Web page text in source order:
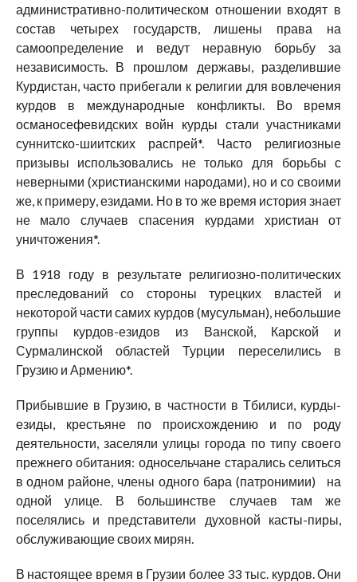
административно-политическом отношении входят в
состав четырех государств, лишены права на
самоопределение и ведут неравную борьбу за
независимость. В прошлом державы, разделившие
Курдистан, часто прибегали к религии для вовлечения
курдов в международные конфликты. Во время
османосефевидских войн курды стали участниками
суннитско-шиитских распрей*. Часто религиозные
призывы использовались не только для борьбы с
неверными (христианскими народами), но и со своими
же, к примеру, езидами. Но в то же время история знает
не мало случаев спасения курдами христиан от
уничтожения*.
В 1918 году в результате религиозно-политических
преследований со стороны турецких властей и
некоторой части самих курдов (мусульман), небольшие
группы курдов-езидов из Ванской, Карской и
Сурмалинской областей Турции переселились в
Грузию и Армению*.
Прибывшие в Грузию, в частности в Тбилиси, курды-
езиды, крестьяне по происхождению и по роду
деятельности, заселяли улицы города по типу своего
прежнего обитания: односельчане старались селиться
в одном районе, члены одного бара (патронимии) на
одной улице. В большинстве случаев там же
поселялись и представители духовной касты-пиры,
обслуживающие своих мирян.
В настоящее время в Грузии более 33 тыс. курдов. Они